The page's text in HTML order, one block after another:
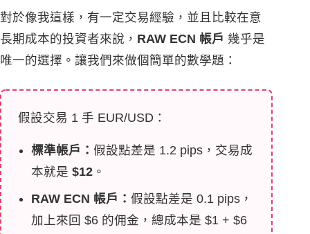
對於像我這樣，有一定交易經驗，並且比較在意
長期成本的投資者來說， RAW ECN 帳戶 幾乎是
唯一的選擇。讓我們來做個簡單的數學題：
假設交易 1 手 EUR/USD：
標準帳戶：假設點差是 1.2 pips，交易成
本就是$12 。
RAW ECN 帳戶：假設點差是 0.1 pips，
加上來回 $6 的佣金，總成本是 $1 + $6